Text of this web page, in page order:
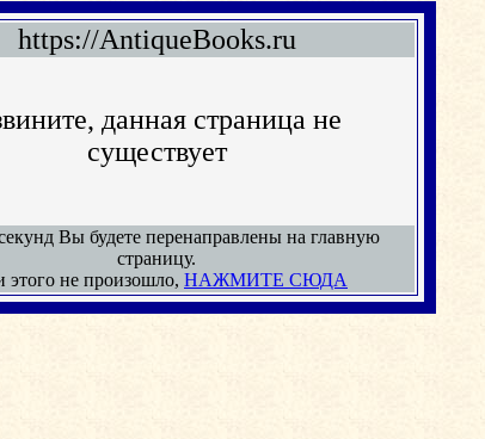
https://AntiqueBooks.ru
данная страница не
существует
Вы будете перенаправлены на главную
страницу.
этого не произошло, НАЖМИТЕ СЮДА